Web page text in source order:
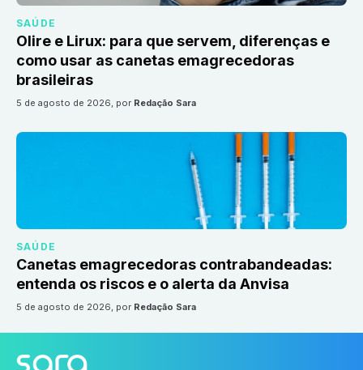
SAÚDE
Olire e Lirux: para que servem, diferenças e
como usar as canetas emagrecedoras
brasileiras
5 de agosto de 2026, por Redação Sara
SAÚDE
Canetas emagrecedoras contrabandeadas:
entenda os riscos e o alerta da Anvisa
5 de agosto de 2026, por Redação Sara